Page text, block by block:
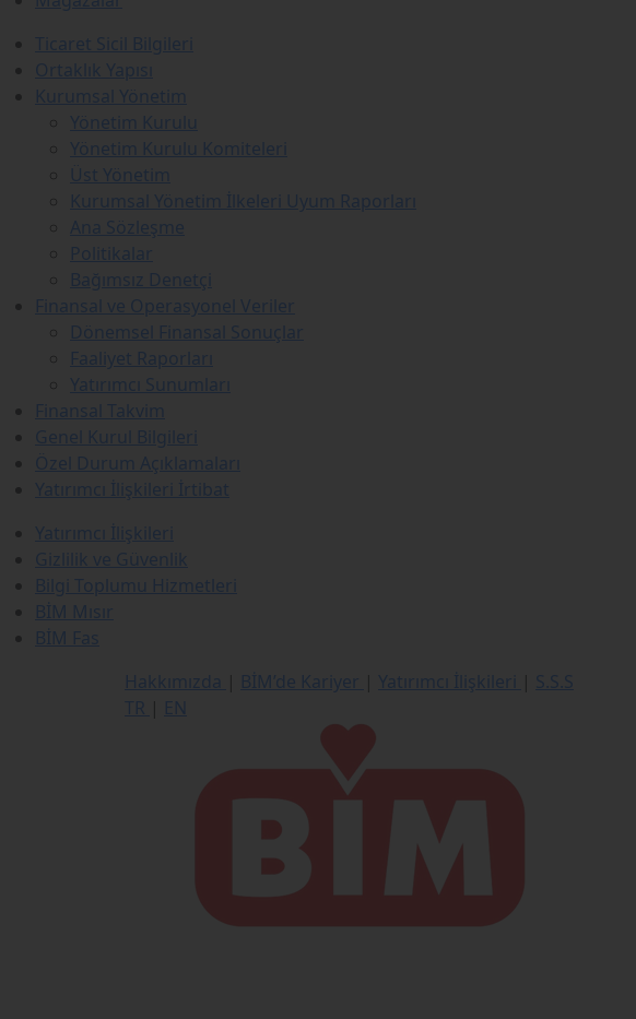
Ticaret Sicil Bilgileri
Ortaklık Yapısı
Kurumsal Yönetim
Yönetim Kurulu
Yönetim Kurulu Komiteleri
Üst Yönetim
Kurumsal Yönetim İlkeleri Uyum Raporları
Ana Sözleşme
Politikalar
Bağımsız Denetçi
Finansal ve Operasyonel Veriler
Dönemsel Finansal Sonuçlar
Faaliyet Raporları
Yatırımcı Sunumları
Finansal Takvim
Genel Kurul Bilgileri
Özel Durum Açıklamaları
Yatırımcı İlişkileri İrtibat
Yatırımcı İlişkileri
Gizlilik ve Güvenlik
Bilgi Toplumu Hizmetleri
BİM Mısır
BİM Fas
Hakkımızda
BİM’de Kariyer Yatırımcı İlişkileri
S.S.S
TR
EN